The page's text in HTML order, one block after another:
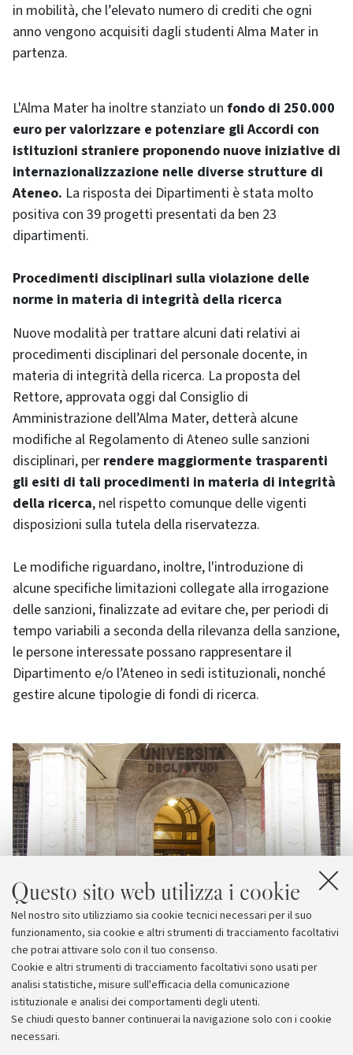
Questo sito web utilizza i cookie
Nel nostro sito utilizziamo sia cookie tecnici necessari per il suo
funzionamento, sia cookie e altri strumenti di tracciamento facoltativi
che potrai attivare solo con il tuo consenso.
Cookie e altri strumenti di tracciamento facoltativi sono usati per
analisi statistiche, misure sull'efficacia della comunicazione
istituzionale e analisi dei comportamenti degli utenti.
Se chiudi questo banner continuerai la navigazione solo con i cookie
necessari.
in mobilità, che l’elevato numero di crediti che ogni
anno vengono acquisiti dagli studenti Alma Mater in
partenza.
L'Alma Mater ha inoltre stanziato un fondo di 250.000
euro per valorizzare e potenziare gli Accordi con
istituzioni straniere proponendo nuove iniziative di
internazionalizzazione nelle diverse strutture di
Ateneo. La risposta dei Dipartimenti è stata molto
positiva con 39 progetti presentati da ben 23
dipartimenti.
Procedimenti disciplinari sulla violazione delle
norme in materia di integrità della ricerca
Nuove modalità per trattare alcuni dati relativi ai
procedimenti disciplinari del personale docente, in
materia di integrità della ricerca. La proposta del
Rettore, approvata oggi dal Consiglio di
Amministrazione dell’Alma Mater, detterà alcune
modifiche al Regolamento di Ateneo sulle sanzioni
disciplinari, per rendere maggiormente trasparenti
gli esiti di tali procedimenti in materia di integrità
della ricerca, nel rispetto comunque delle vigenti
disposizioni sulla tutela della riservatezza.
Le modifiche riguardano, inoltre, l'introduzione di
alcune specifiche limitazioni collegate alla irrogazione
delle sanzioni, finalizzate ad evitare che, per periodi di
tempo variabili a seconda della rilevanza della sanzione,
le persone interessate possano rappresentare il
Dipartimento e/o l’Ateneo in sedi istituzionali, nonché
gestire alcune tipologie di fondi di ricerca.